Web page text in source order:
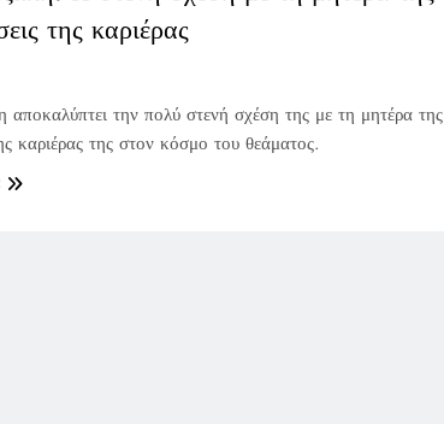
της καριέρας
την πολύ στενή σχέση της με τη μητέρα της
καριέρας της στον κόσμο του θεάματος.